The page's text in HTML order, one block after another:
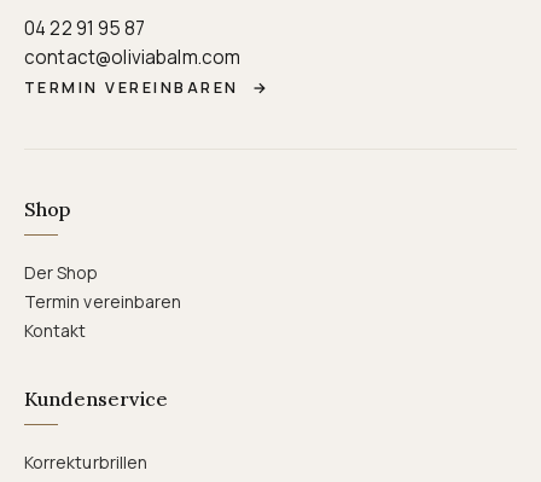
04 22 91 95 87
contact@oliviabalm.com
TERMIN VEREINBAREN →
Shop
Der Shop
Termin vereinbaren
Kontakt
Kundenservice
Korrekturbrillen